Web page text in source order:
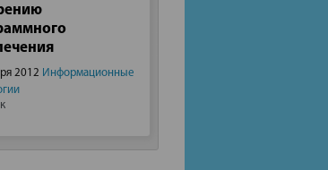
2012 Информационные